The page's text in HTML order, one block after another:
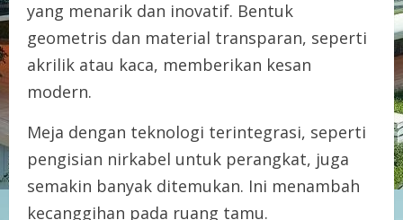
yang menarik dan inovatif. Bentuk
geometris dan material transparan, seperti
akrilik atau kaca, memberikan kesan
modern.
Meja dengan teknologi terintegrasi, seperti
pengisian nirkabel untuk perangkat, juga
semakin banyak ditemukan. Ini menambah
kecanggihan pada ruang tamu.